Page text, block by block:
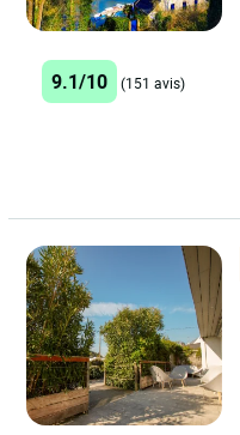
9.1/10 (151 avis)